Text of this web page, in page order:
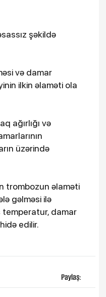
şəkildə
və damar
ilkin əlaməti ola
ağırlığı və
üzərində
trombozun əlaməti
gəlməsi ilə
temperatur, damar
edilir.
Paylaş: